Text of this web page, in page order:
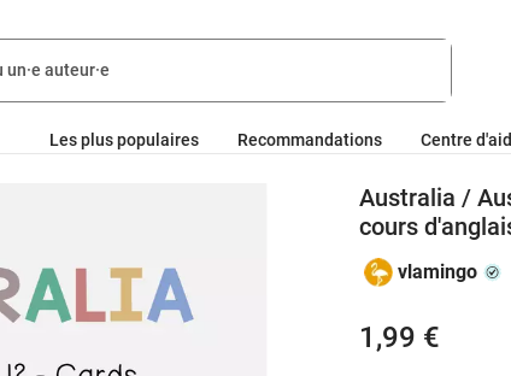
Les plus populaires Recommandations Centre
Australia /
cours
vlamingo
1,99 €